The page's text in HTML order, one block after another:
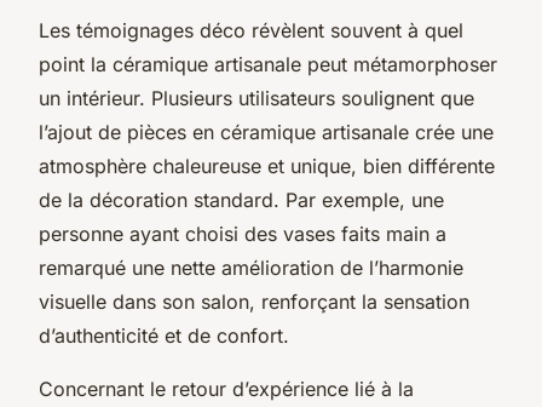
Les témoignages déco révèlent souvent à quel
point la céramique artisanale peut métamorphoser
un intérieur. Plusieurs utilisateurs soulignent que
l’ajout de pièces en céramique artisanale crée une
atmosphère chaleureuse et unique, bien différente
de la décoration standard. Par exemple, une
personne ayant choisi des vases faits main a
remarqué une nette amélioration de l’harmonie
visuelle dans son salon, renforçant la sensation
d’authenticité et de confort.
Concernant le retour d’expérience lié à la